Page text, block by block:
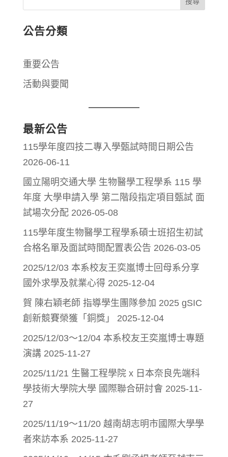
公告分類
重要公告
活動與要聞
最新公告
115學年度四技二專入學甄試時間日期公告
2026-06-11
國立陽明交通大學 生物醫學工程學系 115 學
年度 大學申請入學 第二階段指定項目甄試 面
試場次分配 2026-05-08
115學年度生物醫學工程學系碩士班招生初試
合格名單及面試時間配置表公告 2026-03-05
2025/12/03 本系校友王奕嵐博士回母系分享
國外求學及就業心得 2025-12-04
賀 陳右穎老師 指導學生團隊參加 2025 gSIC
創新競賽榮獲「銅獎」
2025-12-04
2025/12/03～12/04 本系校友王奕嵐博士專題
演講 2025-11-27
2025/11/21 生醫工程學院 x 日本奈良先端科
學技術大學院大學 國際聯合研討會 2025-11-
27
2025/11/19～11/20 越南胡志明市國際大學學
者來訪本系 2025-11-27